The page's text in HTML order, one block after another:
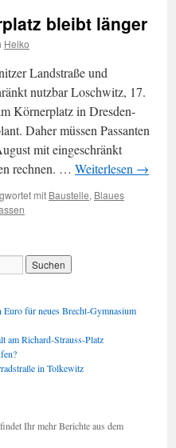
bleibt länger
Heiko
Landstraße und
nutzbar Loschwitz, 17.
Körnerplatz in Dresden-
Daher müssen Passanten
mit eingeschränkt
rechnen. … Weiterlesen →
mit Baustelle, Blaues
für neues Brecht-Gymnasium
am Richard-Strauss-Platz
in Tolkewitz
Ihr mehr Berichte aus dem